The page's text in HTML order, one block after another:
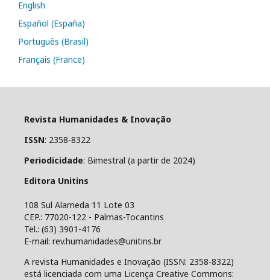
English
Español (España)
Português (Brasil)
Français (France)
Revista Humanidades & Inovação
ISSN: 2358-8322
Periodicidade: Bimestral (a partir de 2024)
Editora Unitins
108 Sul Alameda 11 Lote 03
CEP.: 77020-122 - Palmas-Tocantins
Tel.: (63) 3901-4176
E-mail: rev.humanidades@unitins.br
A revista Humanidades e Inovação (ISSN: 2358-8322)
está licenciada com uma Licença Creative Commons: